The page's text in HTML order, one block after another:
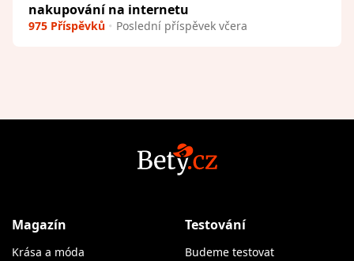
nakupování na internetu
975 Příspěvků Poslední příspěvek včera
Magazín
Krása a móda
Testování
Budeme testovat